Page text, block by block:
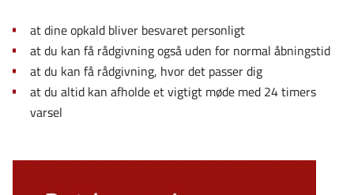
at dine opkald bliver besvaret personligt
at du kan få rådgivning også uden for normal åbningstid
at du kan få rådgivning, hvor det passer dig
at du altid kan afholde et vigtigt møde med 24 timers
varsel